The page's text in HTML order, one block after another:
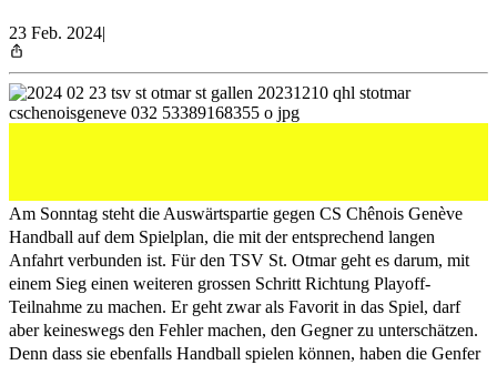
23 Feb. 2024|
Am Sonntag steht die Auswärtspartie gegen CS Chênois Genève
Handball auf dem Spielplan, die mit der entsprechend langen
Anfahrt verbunden ist. Für den TSV St. Otmar geht es darum, mit
einem Sieg einen weiteren grossen Schritt Richtung Playoff-
Teilnahme zu machen. Er geht zwar als Favorit in das Spiel, darf
aber keineswegs den Fehler machen, den Gegner zu unterschätzen.
Denn dass sie ebenfalls Handball spielen können, haben die Genfer